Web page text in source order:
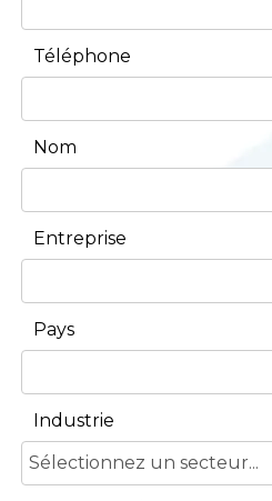
Téléphone
Nom
Entreprise
Pays
Industrie